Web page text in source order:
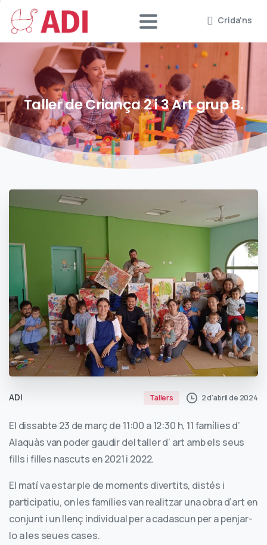
Crida'ns
TallerdeCriança2i3ArtgrupB.
ADI Tallers 2 d'abril de 2024
El dissabte 23 de març de 11:00 a 12:30 h, 11 famílies d’
Alaquàs van poder gaudir del taller d’ art amb els seus
fills i filles nascuts en 2021 i 2022.
El matí va estar ple de moments divertits, distés i
participatiu, on les famílies van realitzar una obra d’art en
conjunt i un llenç individual per a cadascun per a penjar-
lo a les seues cases.